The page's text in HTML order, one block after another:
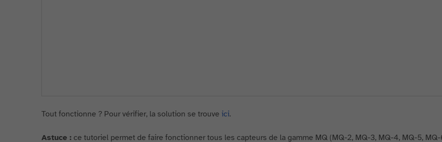
Tout fonctionne ? Pour vérifier, la solution se trouve ici.
Astuce : ce tutoriel permet de faire fonctionner tous les capteurs de la gamme MQ (MQ-2, MQ-3, MQ-4, MQ-5, MQ-